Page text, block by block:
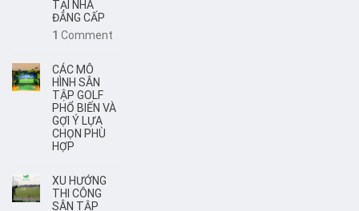
TẠI NHÀ
ĐẲNG CẤP
1 Comment
CÁC MÔ
HÌNH SÂN
TẬP GOLF
PHỔ BIẾN VÀ
GỢI Ý LỰA
CHỌN PHÙ
HỢP
XU HƯỚNG
THI CÔNG
SÂN TẬP